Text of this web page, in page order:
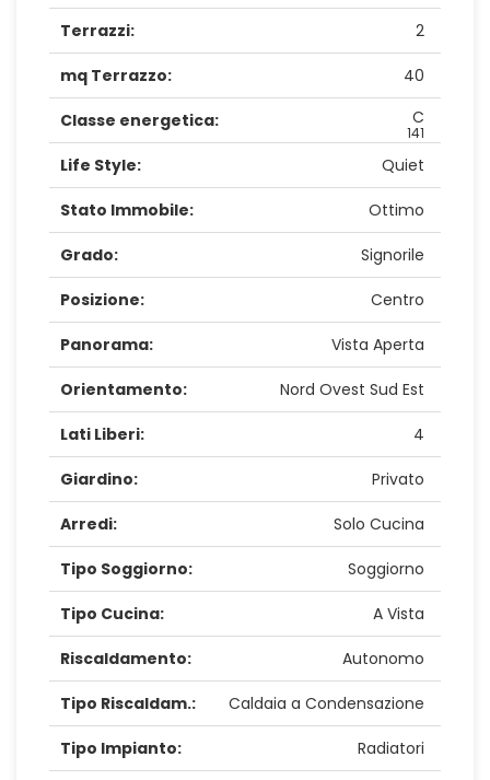
Terrazzi: 2
mq Terrazzo: 40
Classe energetica: C
141
Life Style: Quiet
Stato Immobile: Ottimo
Grado: Signorile
Posizione: Centro
Panorama: Vista Aperta
Orientamento: Nord Ovest Sud Est
Lati Liberi: 4
Giardino: Privato
Arredi: Solo Cucina
Tipo Soggiorno: Soggiorno
Tipo Cucina: A Vista
Riscaldamento: Autonomo
Tipo Riscaldam.: Caldaia a Condensazione
Tipo Impianto: Radiatori